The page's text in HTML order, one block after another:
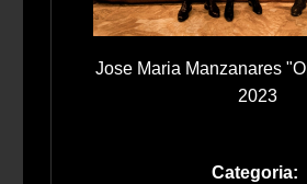
Jose Maria Manzanares
2023
Categoria: